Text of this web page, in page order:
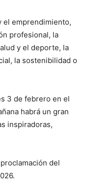
el emprendimiento,
profesional, la
y el deporte, la
la sostenibilidad o
3 de febrero en el
habrá un gran
inspiradoras,
del